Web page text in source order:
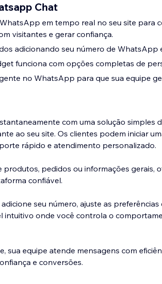
Chat
em tempo real no seu site para
visitantes e gerar confiança.
adicionando seu número de WhatsApp
funciona com opções completas de
no WhatsApp para que sua equipe
com uma solução simples
ao seu site. Os clientes podem iniciar
rápido e atendimento personalizado.
pedidos ou informações gerais,
confiável.
seu número, ajuste as preferências
intuitivo onde você controla o
sua equipe atende mensagens com
e conversões.